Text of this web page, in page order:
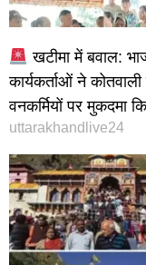
खटीमा में बवाल:
कार्यकर्ताओं ने
वनकर्मियों पर मुकदमा
uttarakhandlive24